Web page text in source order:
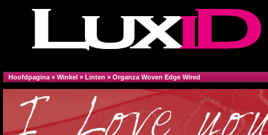
Hoofdpagina » Winkel » Linten » Organza Woven Edge Wired